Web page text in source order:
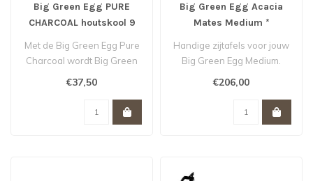
Big Green Egg PURE
CHARCOAL houtskool 9
KG *
Met de Big Green Egg Pure
Charcoal wordt Big Green
Egg nog
€37,50
Big Green Egg Acacia
Mates Medium *
Handige zijtafels voor jouw
Big Green Egg Medium.
€206,00